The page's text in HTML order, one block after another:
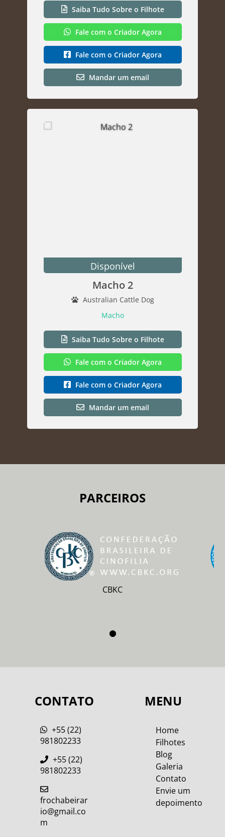
Saiba Tudo Sobre o Filhote
Fale com o Criador Agora
Fale com o Criador Agora
Mandar um email
Disponível
Macho 2
Australian Cattle Dog
Macho
Saiba Tudo Sobre o Filhote
Fale com o Criador Agora
Fale com o Criador Agora
Mandar um email
PARCEIROS
CBKC
CONTATO
+55 (22)
981802233
+55 (22)
981802233
frochabeirar
io@gmail.co
m
MENU
Home
Filhotes
Blog
Galeria
Contato
Envie um
depoimento